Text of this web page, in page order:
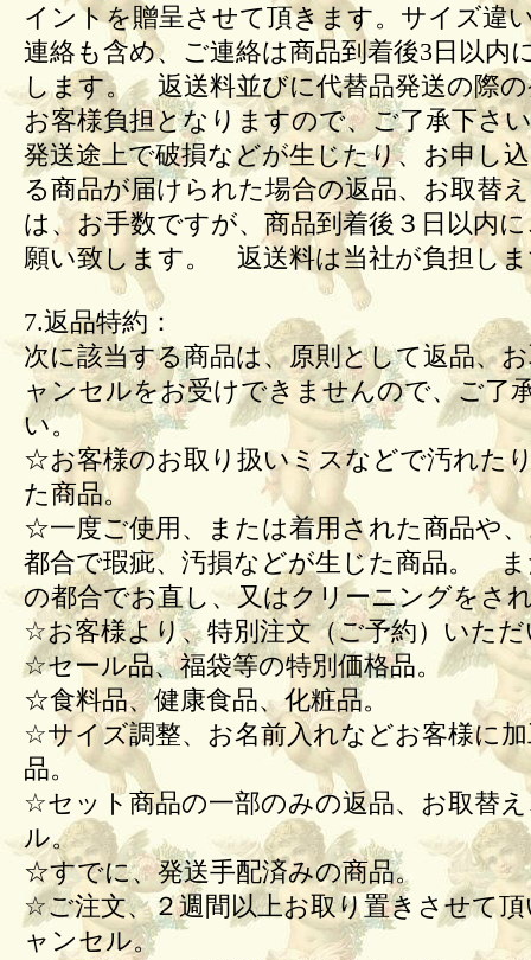
イントを贈呈させて頂きます。サイズ違
連絡も含め、ご連絡は商品到着後3日以内
します。 返送料並びに代替品発送の際の
お客様負担となりますので、ご了承下さ
発送途上で破損などが生じたり、お申し
る商品が届けられた場合の返品、お取替
は、お手数ですが、商品到着後３日以内
願い致します。 返送料は当社が負担し
7.返品特約：
次に該当する商品は、原則として返品、
ャンセルをお受けできませんので、ご了
い。
☆お客様のお取り扱いミスなどで汚れた
た商品。
☆一度ご使用、または着用された商品や
都合で瑕疵、汚損などが生じた商品。
の都合でお直し、又はクリーニングをさ
☆お客様より、特別注文（ご予約）いた
☆セール品、福袋等の特別価格品。
☆食料品、健康食品、化粧品。
☆サイズ調整、お名前入れなどお客様に
品。
☆セット商品の一部のみの返品、お取替
ル。
☆すでに、発送手配済みの商品。
☆ご注文、２週間以上お取り置きさせて
ャンセル。